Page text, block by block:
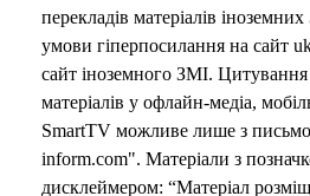
перекладів матеріалів
умови гіперпосилання на сайт
сайт іноземного ЗМІ. Цитування
матеріалів у офлайн-медіа,
SmartTV можливе лише з
inform.com". Матеріали з
дисклеймером: “Матеріал